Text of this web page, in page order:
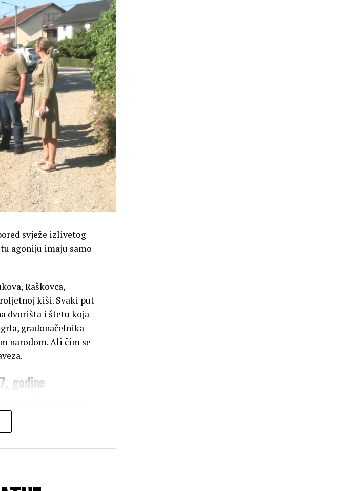
svježe izlivetog
agoniju imaju samo
Raškovca,
kiši. Svaki put
dvorišta i štetu koja
gradonačelnika
narodom. Ali čim se
godine
zaštite,